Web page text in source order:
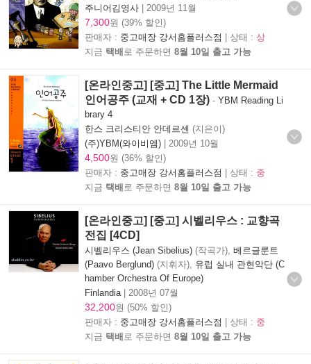
주니어김영사
2009년 11월
7,300원 (39% 할인)
판매자 : 중고매장 강서홈플러스점 | 상태 : 상
지금 택배 로 주문하면 8월 10일 출고 가능
[온라인중고] [중고] The Little Mermaid
인어공주 (교재 + CD 1장) - YBM Reading Li
brary 4
한스 크리스티안 안데르센 (지은이)
(주)YBM(와이비엠)
2009년 10월
4,500원 (36% 할인)
판매자 : 중고매장 강서홈플러스점 | 상태 : 중
지금 택배 로 주문하면 8월 10일 출고 가능
[온라인중고] [중고] 시벨리우스 : 교향곡
전집 [4CD]
시벨리우스 (Jean Sibelius) (작곡가), 베르글룬트
(Paavo Berglund) (지휘자), 유럽 실내 관현악단 (C
hamber Orchestra Of Europe)
Finlandia| 2008년 07월
32,200원 (50% 할인)
판매자 : 중고매장 강서홈플러스점 | 상태 : 중
지금 택배 로 주문하면 8월 10일 출고 가능